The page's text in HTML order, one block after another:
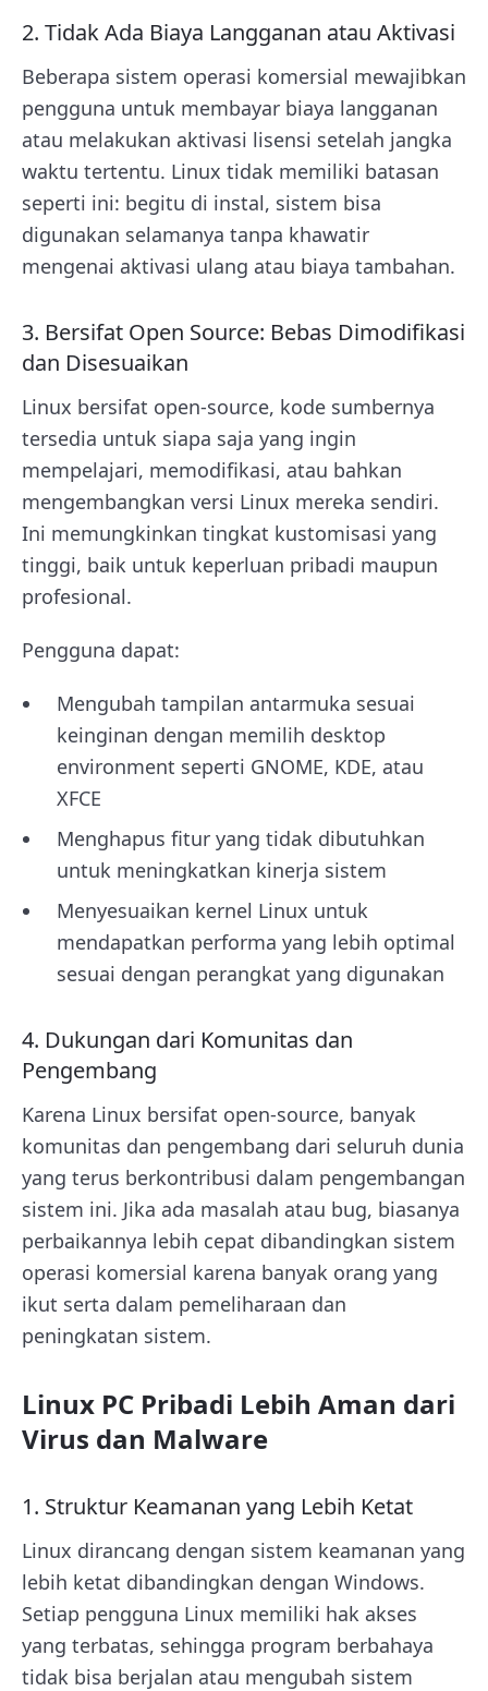
2. Tidak Ada Biaya Langganan atau Aktivasi
Beberapa sistem operasi komersial mewajibkan
pengguna untuk membayar biaya langganan
atau melakukan aktivasi lisensi setelah jangka
waktu tertentu. Linux tidak memiliki batasan
seperti ini: begitu di instal, sistem bisa
digunakan selamanya tanpa khawatir
mengenai aktivasi ulang atau biaya tambahan.
3. Bersifat Open Source: Bebas Dimodifikasi
dan Disesuaikan
Linux bersifat open-source, kode sumbernya
tersedia untuk siapa saja yang ingin
mempelajari, memodifikasi, atau bahkan
mengembangkan versi Linux mereka sendiri.
Ini memungkinkan tingkat kustomisasi yang
tinggi, baik untuk keperluan pribadi maupun
profesional.
Pengguna dapat:
Mengubah tampilan antarmuka sesuai
keinginan dengan memilih desktop
environment seperti GNOME, KDE, atau
XFCE
Menghapus fitur yang tidak dibutuhkan
untuk meningkatkan kinerja sistem
Menyesuaikan kernel Linux untuk
mendapatkan performa yang lebih optimal
sesuai dengan perangkat yang digunakan
4. Dukungan dari Komunitas dan
Pengembang
Karena Linux bersifat open-source, banyak
komunitas dan pengembang dari seluruh dunia
yang terus berkontribusi dalam pengembangan
sistem ini. Jika ada masalah atau bug, biasanya
perbaikannya lebih cepat dibandingkan sistem
operasi komersial karena banyak orang yang
ikut serta dalam pemeliharaan dan
peningkatan sistem.
Linux PC Pribadi Lebih Aman dari
Virus dan Malware
1. Struktur Keamanan yang Lebih Ketat
Linux dirancang dengan sistem keamanan yang
lebih ketat dibandingkan dengan Windows.
Setiap pengguna Linux memiliki hak akses
yang terbatas, sehingga program berbahaya
tidak bisa berjalan atau mengubah sistem